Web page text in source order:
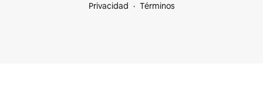
Privacidad Términos